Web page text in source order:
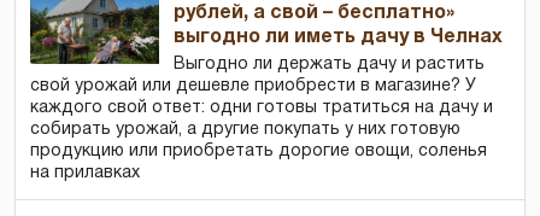
рублей, а свой – бесплатно»
выгодно ли иметь дачу в Челнах
Выгодно ли держать дачу и растить
свой урожай или дешевле приобрести в магазине? У
каждого свой ответ: одни готовы тратиться на дачу и
собирать урожай, а другие покупать у них готовую
продукцию или приобретать дорогие овощи, соленья
на прилавках